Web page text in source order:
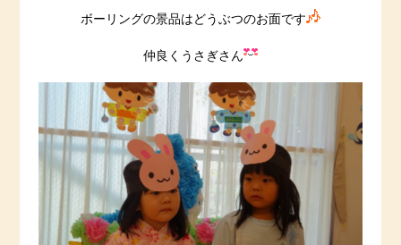
ボーリングの景品はどうぶつのお面です
仲良くうさぎさん